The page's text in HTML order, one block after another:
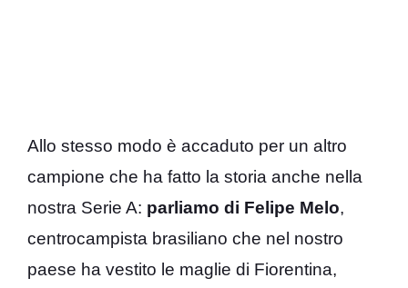
Allo stesso modo è accaduto per un altro
campione che ha fatto la storia anche nella
nostra Serie A: parliamo di Felipe Melo,
centrocampista brasiliano che nel nostro
paese ha vestito le maglie di Fiorentina,